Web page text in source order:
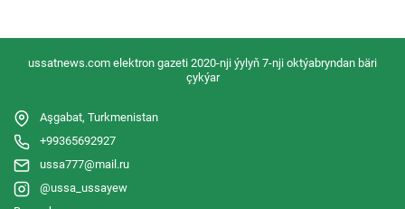
ussatnews.com elektron gazeti 2020-nji ýylyň 7-nji oktýabryndan bäri
çykýar
Aşgabat, Turkmenistan
+99365692927
ussa777@mail.ru
@ussa_ussayew